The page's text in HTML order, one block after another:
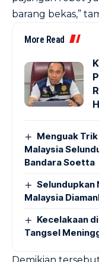
barang bekas,”
More Read
Menguak
Malaysia
Bandara Soetta
Selundupkan
Malaysia
Kecelakaan
Tangsel